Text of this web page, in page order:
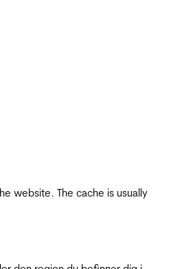
website. The cache is usually